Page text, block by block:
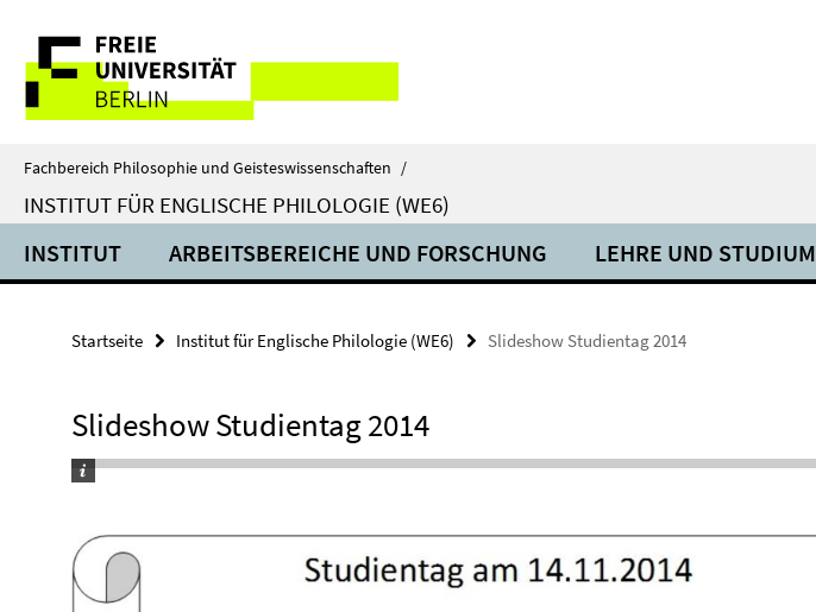
direkt
Inhalt
Service-
Navigation
Fachbereich Philosophie und Geisteswissenschaften /
INSTITUT FÜR ENGLISCHE PHILOLOGIE (WE6)
INSTITUT ARBEITSBEREICHE UND FORSCHUNG LEHRE UND STUDIUM
Startseite Institut für Englische Philologie (WE6) Slideshow Studientag 2014
Slideshow Studientag 2014